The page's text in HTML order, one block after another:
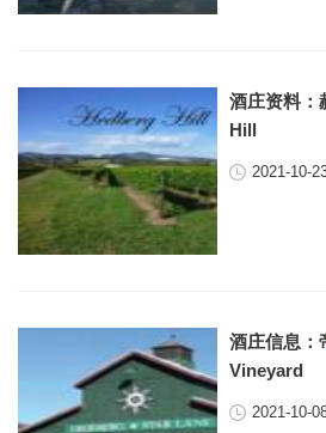
酒庄资料：
Hill
2021-10-
酒庄信息：
Vineyard
2021-10-